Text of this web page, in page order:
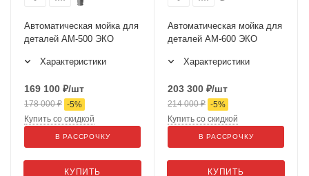
Автоматическая мойка для
деталей АМ-500 ЭКО
Характеристики
169 100 ₽/шт
178 000₽ -5%
КУПИТЬ
Купить со скидкой
В РАССРОЧКУ
Автоматическая мойка для
деталей АМ-600 ЭКО
Характеристики
203 300 ₽/шт
214 000₽ -5%
КУПИТЬ
Купить со скидкой
В РАССРОЧКУ